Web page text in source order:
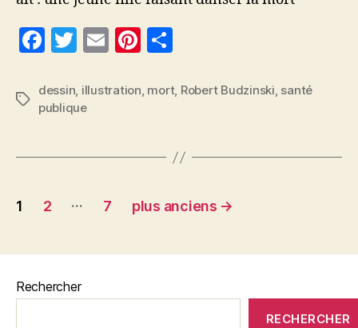
F
c
e
o
o
k
T
itt
er
E
ai
Pi
er rt
g
er
Étiquettes
dessin, illustration, mort, Robert Budzinski, santé
publique
Pagination
publications
1 2 … 7 plus anciens →
Rechercher
RECHERCHER